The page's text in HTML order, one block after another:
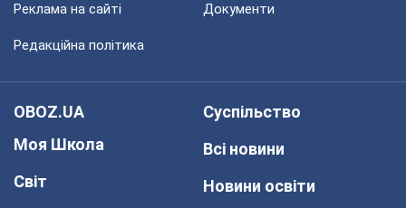
Реклама на сайті Документи
Редакційна політика
OBOZ.UA
Моя Школа
Світ
Суспільство
Всі новини
Новини освіти